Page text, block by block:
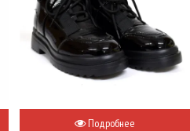
Подробнее